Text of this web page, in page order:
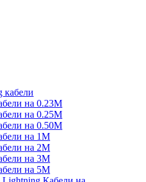
кабели
на 0.23М
на 0.25М
на 0.50М
на 1М
на 2М
на 3М
на 5М